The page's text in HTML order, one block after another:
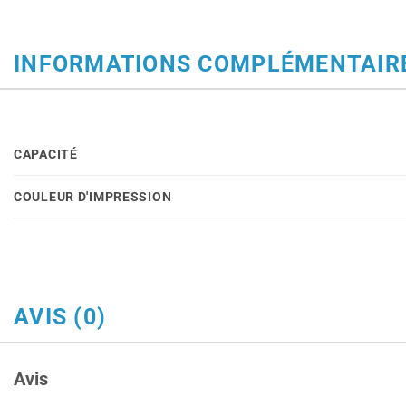
INFORMATIONS
CAPACITÉ
COULEUR D'IMPRESSION
AVIS (0)
Avis